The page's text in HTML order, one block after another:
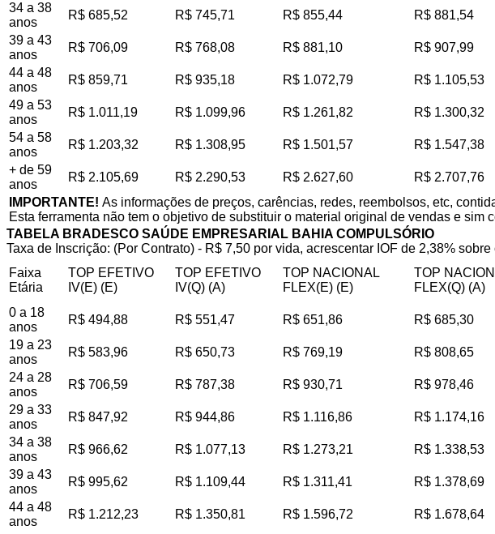
34 a 38
anos
R$ 685,52 R$ 745,71 R$ 855,44 R$ 881,54
39 a 43
anos
R$ 706,09 R$ 768,08 R$ 881,10 R$ 907,99
44 a 48
anos
R$ 859,71 R$ 935,18 R$ 1.072,79 R$ 1.105,53
49 a 53
anos
R$ 1.011,19 R$ 1.099,96 R$ 1.261,82 R$ 1.300,32
54 a 58
anos
R$ 1.203,32 R$ 1.308,95 R$ 1.501,57 R$ 1.547,38
+ de 59
anos
R$ 2.105,69 R$ 2.290,53 R$ 2.627,60 R$ 2.707,76
IMPORTANTE! As informações de preços, carências, redes, reembolsos, etc,
Esta ferramenta não tem o objetivo de substituir o material original de vendas e
TABELA BRADESCO SAÚDE EMPRESARIAL BAHIA COMPULSÓRIO
Taxa de Inscrição: (Por Contrato) - R$ 7,50 por vida, acrescentar IOF de 2,38%
Faixa
Etária
TOP EFETIVO
IV(E) (E)
TOP EFETIVO
IV(Q) (A)
TOP NACIONAL
FLEX(E) (E)
TOP
FLEX(Q) (A)
0 a 18
anos
R$ 494,88 R$ 551,47 R$ 651,86 R$ 685,30
19 a 23
anos
R$ 583,96 R$ 650,73 R$ 769,19 R$ 808,65
24 a 28
anos
R$ 706,59 R$ 787,38 R$ 930,71 R$ 978,46
29 a 33
anos
R$ 847,92 R$ 944,86 R$ 1.116,86 R$ 1.174,16
34 a 38
anos
R$ 966,62 R$ 1.077,13 R$ 1.273,21 R$ 1.338,53
39 a 43
anos
R$ 995,62 R$ 1.109,44 R$ 1.311,41 R$ 1.378,69
44 a 48
anos
R$ 1.212,23 R$ 1.350,81 R$ 1.596,72 R$ 1.678,64